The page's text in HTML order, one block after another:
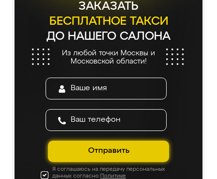
ЗАКАЗАТЬ
БЕСПЛАТНОЕ ТАКСИ
ДО НАШЕГО САЛОНА
Из любой точки Москвы и
Московской области!
Отправить
Я соглашаюсь на передачу персональных
данных согласно Политике